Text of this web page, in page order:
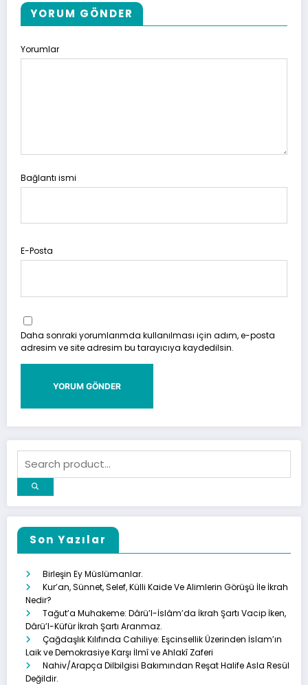
YORUM GÖNDER
Yorumlar
Bağlantı ismi
E-Posta
Daha sonraki yorumlarımda kullanılması için adım, e-posta
adresim ve site adresim bu tarayıcıya kaydedilsin.
Son Yazılar
Birleşin Ey Müslümanlar.
Kur’an, Sünnet, Selef, Külli Kaide Ve Alimlerin Görüşü İle İkrah
Nedir?
Tağut’a Muhakeme: Dârü’l-İslâm’da İkrah Şartı Vacip İken,
Dârü’l-Küfür İkrah Şartı Aranmaz.
Çağdaşlık Kılıfında Cahiliye: Eşcinsellik Üzerinden İslam’ın
Laik ve Demokrasiye Karşı İlmî ve Ahlakî Zaferi
Nahiv/Arapça Dilbilgisi Bakımından Reşat Halife Asla Resül
Değildir.